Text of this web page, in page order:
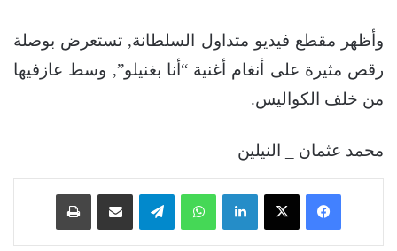
وأظهر مقطع فيديو متداول السلطانة, تستعرض بوصلة
رقص مثيرة على أنغام أغنية “أنا بغنيلو”, وسط عازفيها
من خلف الكواليس.
محمد عثمان _ النيلين
فيسبوك ‫X لينكدإن واتساب تيلقرام